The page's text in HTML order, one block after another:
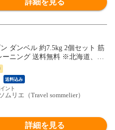
詳細を見る
ダンベル 約7.5kg 2個セット 筋
ーニング 送料無料 ※北海道、沖
を除く 【ロジ発送】 トラベル
w-tre5
送料込み
ムリエ（Travel sommelier）
詳細を見る